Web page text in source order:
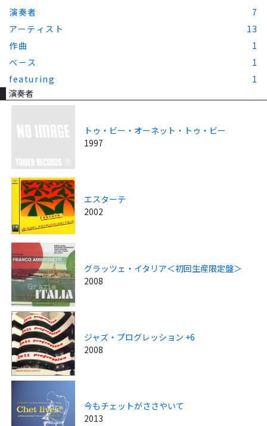
演奏者
7
アーティスト
13
作曲
1
ベース
1
featuring
1
演奏者
トゥ・ビー・オーネット・トゥ・ビー
1997
エスターテ
2002
グラッツェ・イタリア＜初回生産限定盤＞
2008
ジャズ・プログレッション +6
2008
今もチェットがささやいて
2013